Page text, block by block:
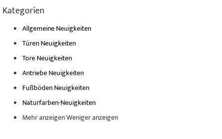
Kategorien
Allgemeine Neuigkeiten
Türen Neuigkeiten
Tore Neuigkeiten
Antriebe Neuigkeiten
Fußböden Neuigkeiten
Naturfarben-Neuigkeiten
Mehr anzeigenWeniger anzeigen